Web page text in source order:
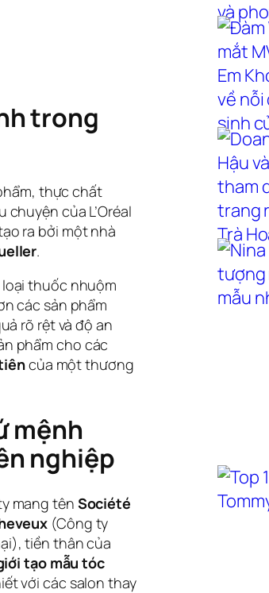
trong
thực chất
của L’Oréal
ra bởi một nhà
.
thuốc nhuộm
các sản phẩm
rõ rệt và độ an
phẩm cho các
của một thương
mệnh
nghiệp
mang tên Société
(Công ty
tiền thân của
tạo mẫu tóc
với các salon thay